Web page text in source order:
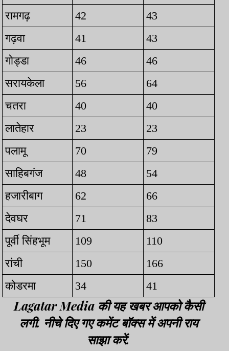
रामगढ़
42
43
गढ़वा
41
43
गोड्डा
46
46
सरायकेला
56
64
चतरा
40
40
लातेहार
23
23
पलामू
70
79
साहिबगंज
48
54
हजारीबाग
62
66
देवघर
71
83
पूर्वी सिंहभूम
109
110
रांची
150
166
कोडरमा
34 41
Lagatar Media की यह खबर आपको कैसी
लगी. नीचे दिए गए कमेंट बॉक्स में अपनी राय
साझा करें.